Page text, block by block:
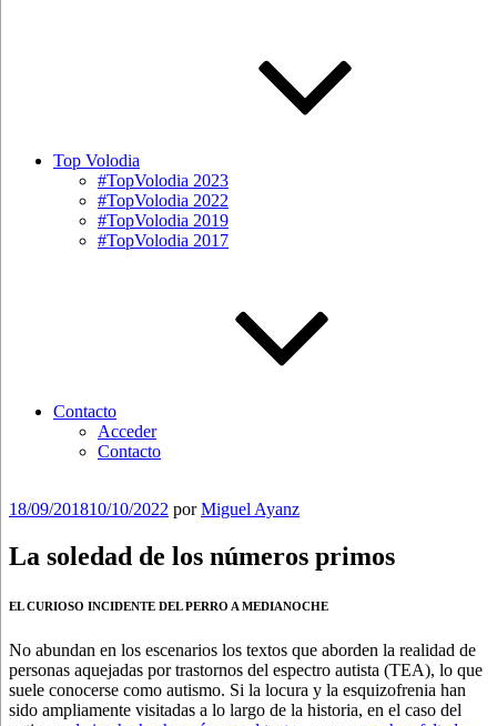
Top Volodia
#TopVolodia 2023
#TopVolodia 2022
#TopVolodia 2019
#TopVolodia 2017
Contacto
Acceder
Contacto
Publicado
18/09/201810/10/2022 porMiguel Ayanz
La soledad de los números primos
EL CURIOSO INCIDENTE DEL PERRO A MEDIANOCHE
No abundan en los escenarios los textos que aborden la realidad de
personas aquejadas por trastornos del espectro autista (TEA), lo que
suele conocerse como autismo. Si la locura y la esquizofrenia han
sido ampliamente visitadas a lo largo de la historia, en el caso del